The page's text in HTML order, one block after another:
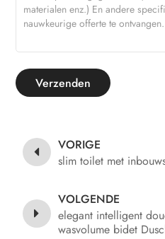
Verzenden
VORIGE
slim toilet met
VOLGENDE
elegant intelligent
wasvolume bidet